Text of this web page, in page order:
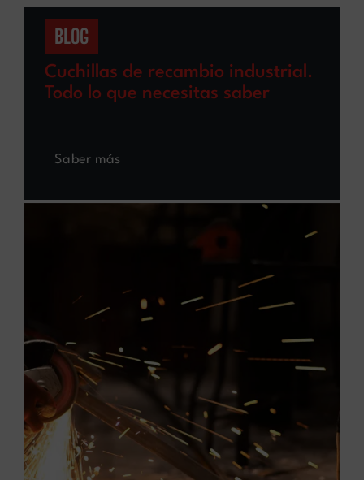
BLOG
Cuchillas de recambio industrial.
Todo lo que necesitas saber
Saber más